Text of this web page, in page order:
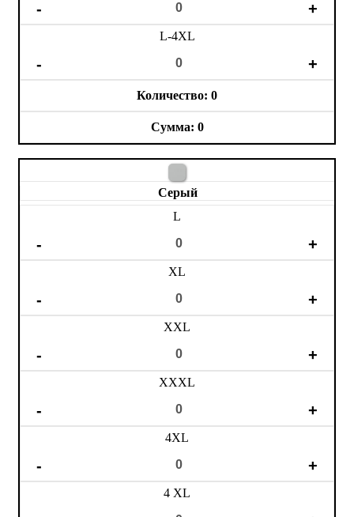
L-4XL
0
0
Серый
XXXL
XL
L
4XL
XXL
4 XL